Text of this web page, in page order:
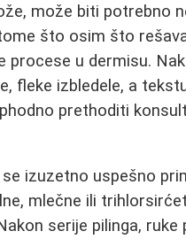
može biti potrebno
što osim što
procese u dermisu.
fleke izbledele, a
prethoditi
izuzetno uspešno
mlečne ili
serije pilinga, ruke